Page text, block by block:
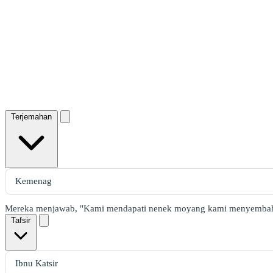
Terjemahan
Mereka menjawab, "Kami mendapati nenek moyang kami
Tafsir